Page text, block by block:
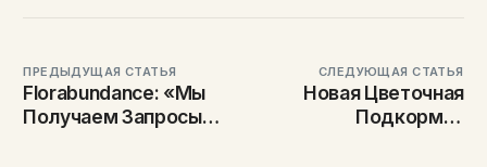
ПРЕДЫДУЩАЯ СТАТЬЯ
Florabundance: «Мы
Получаем Запросы
СЛЕДУЮЩАЯ СТАТЬЯ
Новая Цветочная
Подкормка